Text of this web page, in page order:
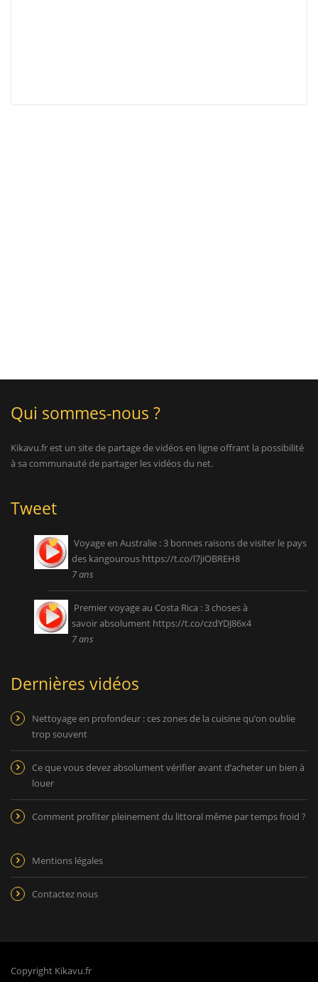
Qui sommes-nous ?
Kikavu.fr est un site de partage de vidéos en ligne offrant la possibilité
à sa communauté de partager les vidéos du net.
Tweet
Voyage en Australie : 3 bonnes raisons de visiter le pays
des kangourous https://t.co/l7jiOBREH8
7 ans
Premier voyage au Costa Rica : 3 choses à
savoir absolument https://t.co/czdYDJ86x4
7 ans
Dernières vidéos
Nettoyage en profondeur : ces zones de la cuisine qu’on oublie
trop souvent
Ce que vous devez absolument vérifier avant d’acheter un bien à
louer
Comment profiter pleinement du littoral même par temps froid ?
Mentions légales
Contactez nous
Copyright Kikavu.fr